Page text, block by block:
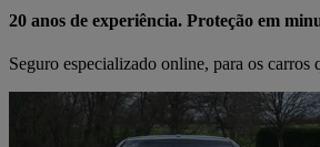
20 anos de experiência. Proteção em
Seguro especializado online, para os carros